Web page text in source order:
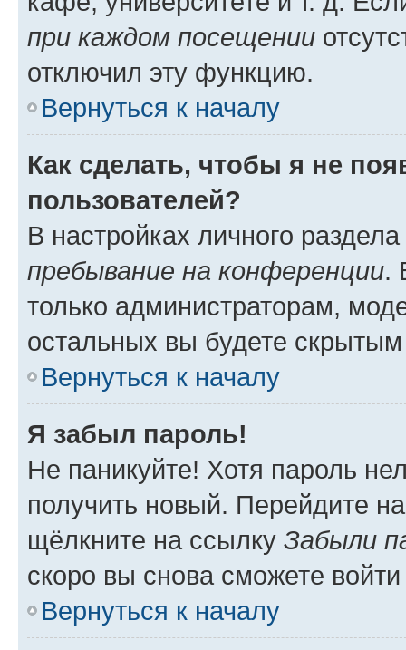
при каждом посещении
отключил эту функцию.
Вернуться к началу
Как сделать, чтобы я не
пользователей?
В настройках личного
пребывание на конференции.
только администраторам,
остальных вы будете
Вернуться к началу
Я забыл пароль!
Не паникуйте! Хотя пароль
получить новый. Перейдите
щёлкните на ссылку Забыли
скоро вы снова сможете
Вернуться к началу